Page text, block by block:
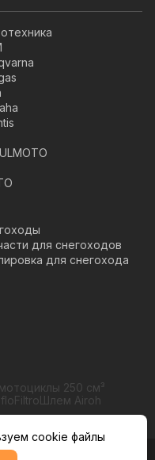
для снегоходов
для снегохода
250 см³
Шлем Airoh
cookie файлы